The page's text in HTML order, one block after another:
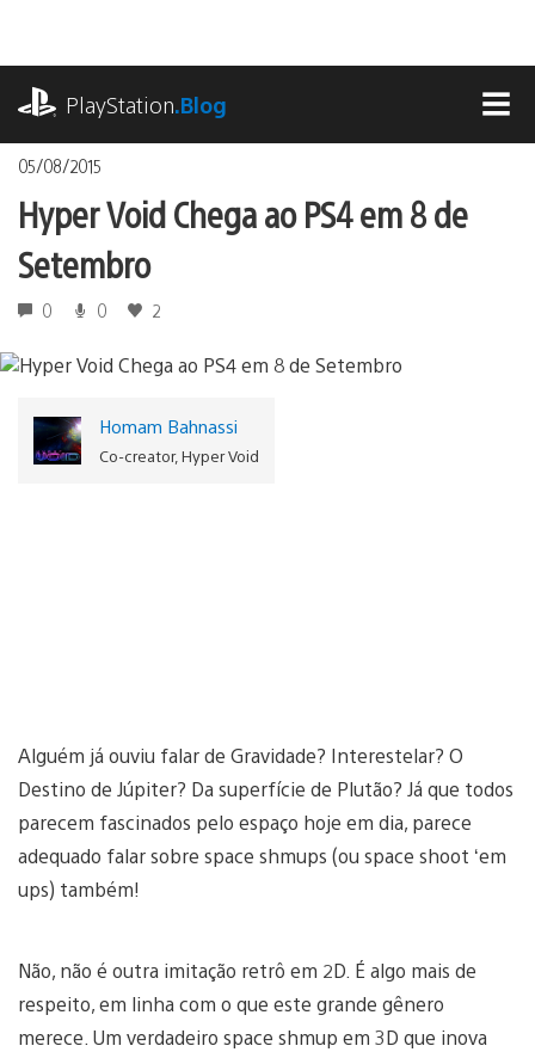
o
conteúdoPlayStation.Blog
05/08/2015
Hyper Void Chega ao PS4 em 8 de
Setembro
0 0 2
Homam Bahnassi
Co-creator, Hyper Void
Alguém já ouviu falar de Gravidade? Interestelar? O
Destino de Júpiter? Da superfície de Plutão? Já que todos
parecem fascinados pelo espaço hoje em dia, parece
adequado falar sobre space shmups (ou space shoot ‘em
ups) também!
Não, não é outra imitação retrô em 2D. É algo mais de
respeito, em linha com o que este grande gênero
merece. Um verdadeiro space shmup em 3D que inova